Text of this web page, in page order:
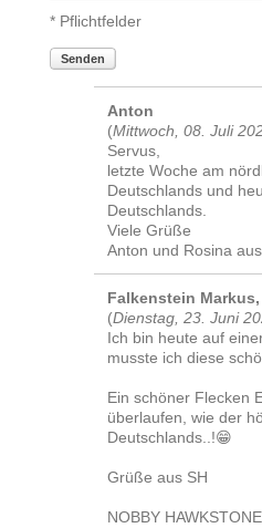
* Pflichtfelder
Senden
Anton
(Mittwoch, 08. Juli
Servus,
letzte Woche am
Deutschlands und
Deutschlands.
Viele Grüße
Anton und Rosina
Falkenstein
(Dienstag, 23. Juni
Ich bin heute auf
musste ich diese
Ein schöner Flecken
überlaufen, wie der
Deutschlands..!😁
Grüße aus SH
NOBBY HAWKSTONE